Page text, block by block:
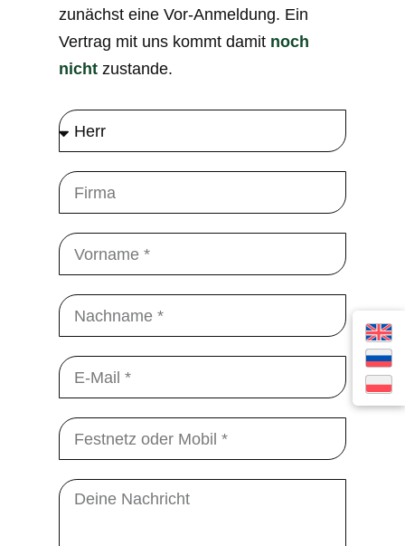
zunächst eine Vor-Anmeldung. Ein
Vertrag mit uns kommt damit noch
nicht zustande.